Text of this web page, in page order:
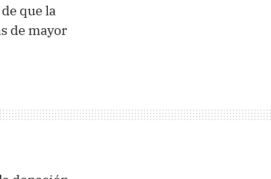
que la
de mayor